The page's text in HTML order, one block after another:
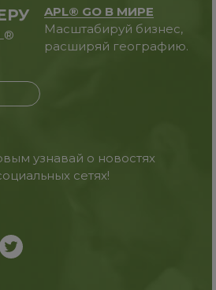
APL® GO В МИРЕ
Масштабируй бизнес,
расширяй географию.
узнавай о новостях
сетях!